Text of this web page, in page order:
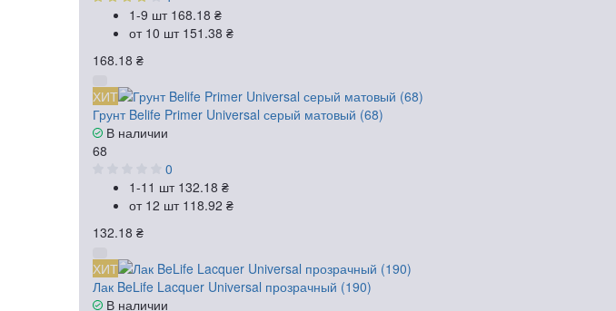
1-9 шт 168.18 ₴
от 10 шт 151.38 ₴
168.18 ₴
ХИТ
Грунт Belife Primer Universal серый матовый (68)
В наличии
68
0
1-11 шт 132.18 ₴
от 12 шт 118.92 ₴
132.18 ₴
ХИТ
Лак BeLife Lacquer Universal прозрачный (190)
В наличии